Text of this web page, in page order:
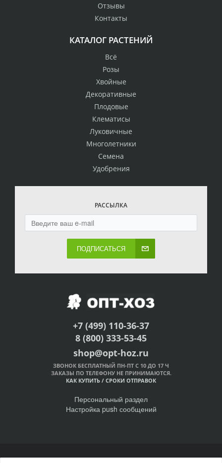
Отзывы
Контакты
КАТАЛОГ РАСТЕНИЙ
Всё
Розы
Хвойные
Декоративные
Плодовые
Клематисы
Луковичные
Многолетники
Семена
Удобрения
РАССЫЛКА
ПОДПИСАТЬСЯ
+7 (499) 110-36-37
8 (800) 333-53-45
shop@opt-hoz.ru
ЗВОНОК БЕСПЛАТНЫЙ ПН-ПТ С 10 ДО 17 Ч
ЗАКАЗЫ ПО ТЕЛЕФОНУ НЕ ПРИНИМАЮТСЯ.
КАК КУПИТЬ / СРОКИ ОТПРАВОК
Персональный раздел
Настройка push сообщений
© Интернет-магазин ОПТ-ХОЗ, 2011-2026